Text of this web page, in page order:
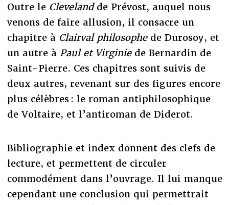
Outre leClevelandde Prévost, auquel nous
venons de faire allusion, il consacre un
chapitre à Clairval philosophede Durosoy, et
un autre à Paul et Virginiede Bernardin de
Saint-Pierre. Ces chapitres sont suivis de
deux autres, revenant sur des figures encore
plus célèbres : le roman antiphilosophique
de Voltaire, et l’antiroman de Diderot.
Bibliographie et index donnent des clefs de
lecture, et permettent de circuler
commodément dans l’ouvrage. Il lui manque
cependant une conclusion qui permettrait